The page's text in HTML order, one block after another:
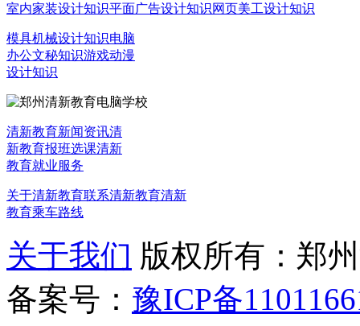
室内家装设计知识平面广告设计知识网页美工设计知识
模具机械设计知识电脑
办公文秘知识游戏动漫
设计知识
清新教育新闻资讯清
新教育报班选课清新
教育就业服务
关于清新教育联系清新教育清新
教育乘车路线
关于我们 版权所有：郑
备案号： 豫ICP备